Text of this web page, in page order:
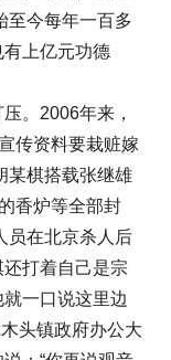
至今每年一百多
上亿元功德
。2006年来，
传资料要栽赃嫁
某棋搭载张继雄
香炉等全部封
员在北京杀人后
打着自己是宗
一口说这里边
头镇政府办公大